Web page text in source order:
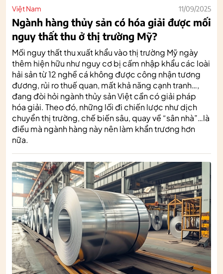
Việt Nam 11/09/2025
Ngành hàng thủy sản có hóa giải được mối
nguy thất thu ở thị trường Mỹ?
Mối nguy thất thu xuất khẩu vào thị trường Mỹ ngày
thêm hiện hữu như nguy cơ bị cấm nhập khẩu các loài
hải sản từ 12 nghề cá không được công nhận tương
đương, rủi ro thuế quan, mất khả năng cạnh tranh…,
đang đòi hỏi ngành thủy sản Việt cần có giải pháp
hóa giải. Theo đó, những lối đi chiến lược như dịch
chuyển thị trường, chế biến sâu, quay về “sân nhà”…là
điều mà ngành hàng này nên làm khẩn trương hơn
nữa.